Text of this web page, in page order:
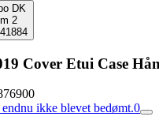
DK
2
Cover Etui Case
ikke blevet bedømt.0